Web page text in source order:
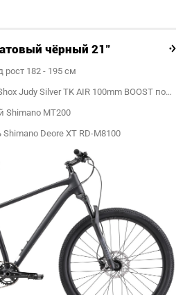
чёрный 21"
182 - 195 см
Вилка воздушная RockShox Judy Silver TK AIR 100mm BOOST под ось 15mm
Shimano MT200
Deore XT RD-M8100